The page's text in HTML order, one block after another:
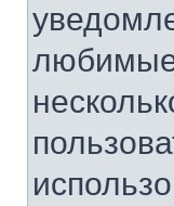
любимые